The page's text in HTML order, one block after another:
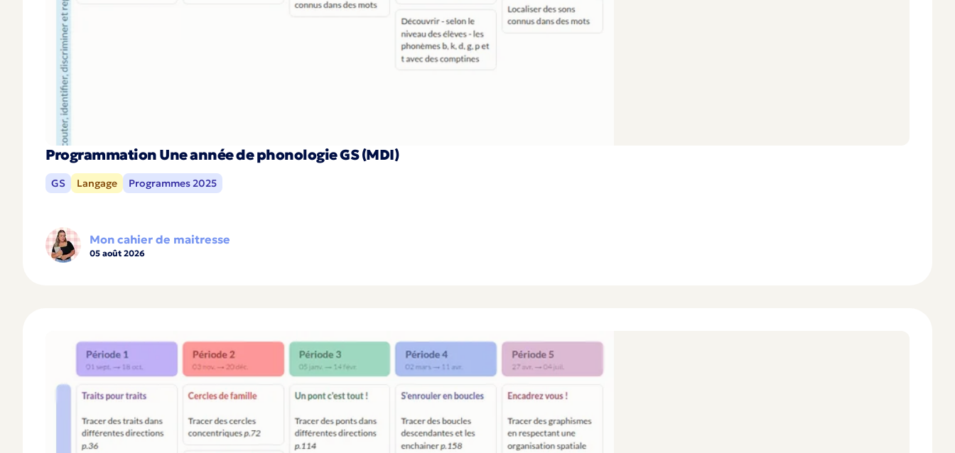
Programmation Une année de phonologie GS (MDI)
GS Langage Programmes 2025
Mon cahier de maitresse
05 août 2026